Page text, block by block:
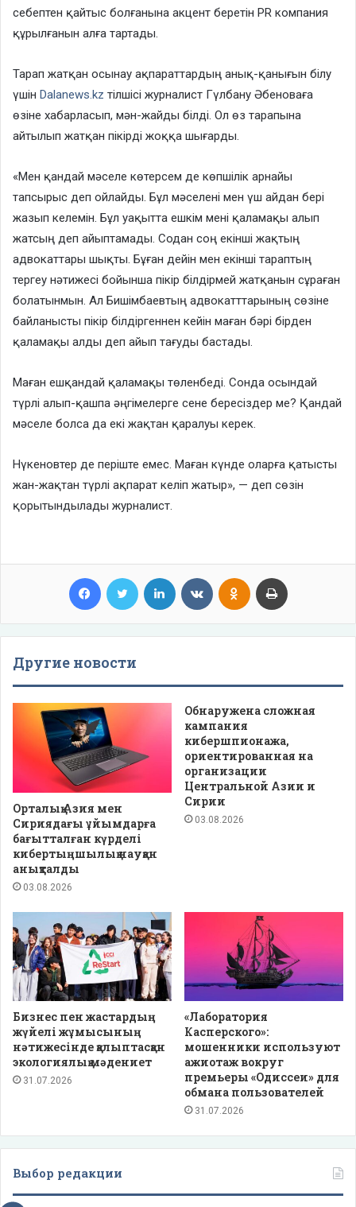
себептен қайтыс болғанына акцент беретін PR компания
құрылғанын алға тартады.
Тарап жатқан осынау ақпараттардың анық-қанығын білу
үшін Dalanews.kz тілшісі журналист Гүлбану Әбеноваға
өзіне хабарласып, мән-жайды білді. Ол өз тарапына
айтылып жатқан пікірді жоққа шығарды.
«Мен қандай мәселе көтерсем де көпшілік арнайы
тапсырыс деп ойлайды. Бұл мәселені мен үш айдан бері
жазып келемін. Бұл уақытта ешкім мені қаламақы алып
жатсың деп айыптамады. Содан соң екінші жақтың
адвокаттары шықты. Бұған дейін мен екінші тараптың
тергеу нәтижесі бойынша пікір білдірмей жатқанын сұраған
болатынмын. Ал Бишімбаевтың адвокатттарының сөзіне
байланысты пікір білдіргеннен кейін маған бәрі бірден
қаламақы алды деп айып тағуды бастады.
Маған ешқандай қаламақы төленбеді. Сонда осындай
түрлі алып-қашпа әңгімелерге сене бересіздер ме? Қандай
мәселе болса да екі жақтан қаралуы керек.
Нүкеновтер де періште емес. Маған күнде оларға қатысты
жан-жақтан түрлі ақпарат келіп жатыр», — деп сөзін
қорытындылады журналист.
Facebook Twitter LinkedIn VKontakteOdnoklassniki
Другие новости
Орталық Азия мен
Сириядағы ұйымдарға
бағытталған күрделі
кибертыңшылық науқан
анықталды
03.08.2026
Обнаружена сложная
кампания
кибершпионажа,
ориентированная на
организации
Центральной Азии и
Сирии
03.08.2026
Бизнес пен жастардың
жүйелі жұмысының
нәтижесінде қалыптасқан
экологиялық мәдениет
31.07.2026
«Лаборатория
Касперского»:
мошенники используют
ажиотаж вокруг
премьеры «Одиссеи» для
обмана пользователей
31.07.2026
Выбор редакции